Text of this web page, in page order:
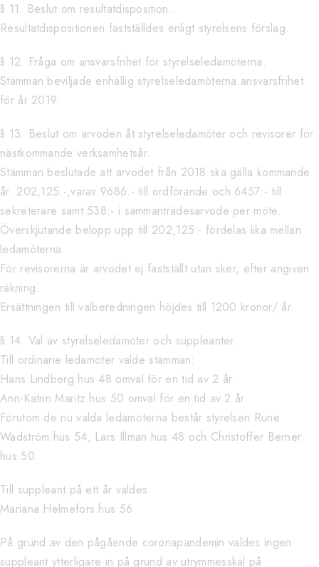
§ 11. Beslut om resultatdisposition.
Resultatdispositionen fastställdes enligt styrelsens förslag.
§ 12. Fråga om ansvarsfrihet för styrelseledamöterna.
Stämman beviljade enhällig styrelseledamöterna ansvarsfrihet
för år 2019.
§ 13. Beslut om arvoden åt styrelseledamöter och revisorer för
nästkommande verksamhetsår.
Stämman beslutade att arvodet från 2018 ska gälla kommande
år. 202,125:-,varav 9686:- till ordförande och 6457:- till
sekreterare samt 538:- i sammanträdesarvode per möte.
Överskjutande belopp upp till 202,125:- fördelas lika mellan
ledamöterna.
För revisorerna är arvodet ej fastställt utan sker, efter angiven
räkning.
Ersättningen till valberedningen höjdes till 1200 kronor/ år.
§ 14. Val av styrelseledamöter och suppleanter.
Till ordinarie ledamöter valde stämman:
Hans Lindberg hus 48 omval för en tid av 2 år.
Ann-Katrin Maritz hus 50 omval för en tid av 2 år.
Förutom de nu valda ledamöterna består styrelsen Rune
Wadström hus 54, Lars Illman hus 48 och Christoffer Berner
hus 50.
Till suppleant på ett år valdes:
Mariana Helmefors hus 56
På grund av den pågående coronapandemin valdes ingen
suppleant ytterligare in på grund av utrymmesskäl på